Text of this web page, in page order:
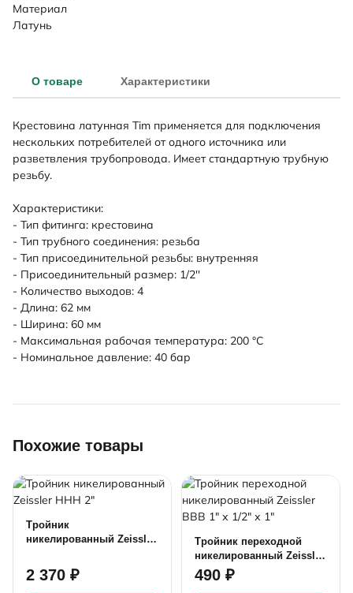
Материал
Латунь
О товаре Характеристики
Крестовина латунная Tim применяется для подключения
нескольких потребителей от одного источника или
разветвления трубопровода. Имеет стандартную трубную
резьбу.
Характеристики:
- Тип фитинга: крестовина
- Тип трубного соединения: резьба
- Тип присоединительной резьбы: внутренняя
- Присоединительный размер: 1/2''
- Количество выходов: 4
- Длина: 62 мм
- Ширина: 60 мм
- Максимальная рабочая температура: 200 °С
- Номинальное давление: 40 бар
Похожие товары
Тройник
никелированный Zeissler
2 370 ₽
Тройник переходной
никелированный Zeissler
ВВВ 1" х 1/2" х 1"
490 ₽